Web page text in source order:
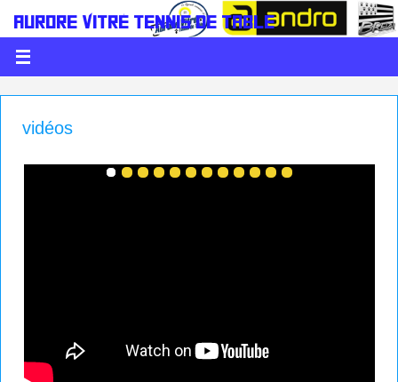
AURORE VITRÉ TENNIS DE TABLE
LE PING C'EST DE LA BALLE
vidéos